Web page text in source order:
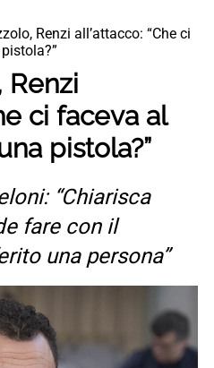
Renzi all’attacco: “Che ci
Renzi
ci faceva al
pistola?”
“Chiarisca
fare con il
una persona”